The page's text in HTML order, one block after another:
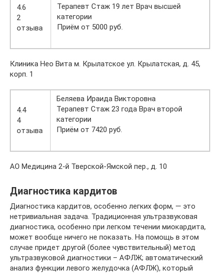
4.6
2
отзыва
Терапевт Стаж 19 лет Врач высшей
категории
Приём от 5000 руб.
Клиника Нео Вита м. Крылатское ул. Крылатская, д. 45,
корп. 1
4.4
4
отзыва
Беляева Ираида Викторовна
Терапевт Стаж 23 года Врач второй
категории
Приём от 7420 руб.
АО Медицина 2-й Тверской-Ямской пер., д. 10
Диагностика кардитов
Диагностика кардитов, особенно легких форм, — это
нетривиальная задача. Традиционная ультразвуковая
диагностика, особенно при легком течении миокардита,
может вообще ничего не показать. На помощь в этом
случае придет другой (более чувствительный) метод
ультразвуковой диагностики – АФЛЖ; автоматический
анализ функции левого желудочка (АФЛЖ), который